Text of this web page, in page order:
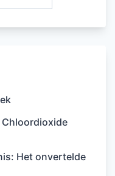
Chloordioxide
Het onvertelde